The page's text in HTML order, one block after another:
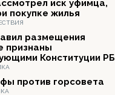
иск уфимца,
покупке жилья
размещения
признаны
Конституции РБ
против горсовета